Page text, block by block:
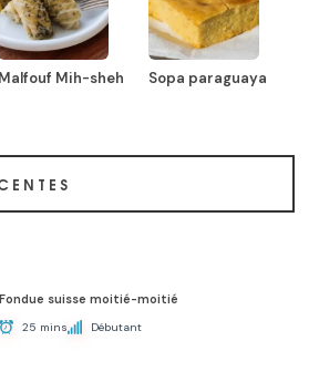
Malfouf Mih-sheh Sopa paraguaya
Fondue suisse moitié-moitié
25 mins Débutant